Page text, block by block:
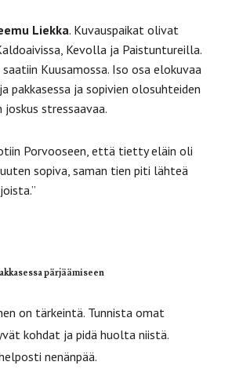
Liekka. Kuvauspaikat olivat
Kevolla ja Paistuntureilla.
Kuusamossa. Iso osa elokuvaa
pakkasessa ja sopivien olosuhteiden
stressaavaa.
Porvooseen, että tietty eläin oli
sopiva, saman tien piti lähteä
pärjäämiseen
on tärkeintä. Tunnista omat
kohdat ja pidä huolta niistä.
nenänpää.